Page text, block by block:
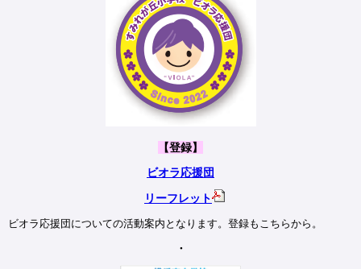
【登録】
ビオラ応援団
リーフレット
ビオラ応援団についての活動案内となります。登録もこちらから。
・